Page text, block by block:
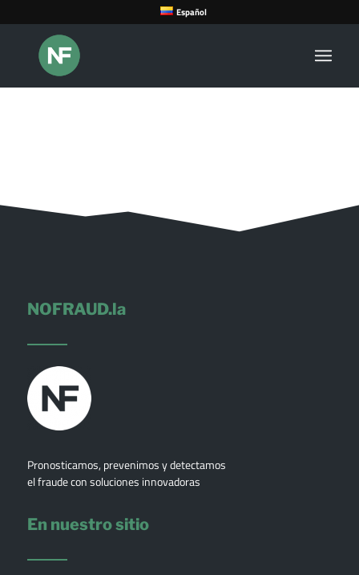
Español
NOFRAUD.la
Pronosticamos, prevenimos y detectamos
el fraude con soluciones innovadoras
En nuestro sitio